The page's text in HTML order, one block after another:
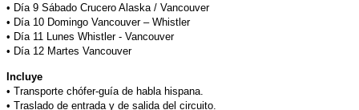
• Día 9 Sábado Crucero Alaska / Vancouver
• Día 10 Domingo Vancouver – Whistler
• Día 11 Lunes Whistler - Vancouver
• Día 12 Martes Vancouver
Incluye
• Transporte chófer-guía de habla hispana.
• Traslado de entrada y de salida del circuito.